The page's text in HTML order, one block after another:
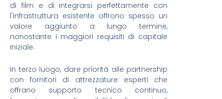
di film e di integrarsi perfettamente con
l'infrastruttura esistente offrono spesso un
valore aggiunto a lungo termine,
nonostante i maggiori requisiti di capitale
iniziale.
In terzo luogo, dare priorità alle partnership
con fornitori di attrezzature esperti che
offrano supporto tecnico continuo,